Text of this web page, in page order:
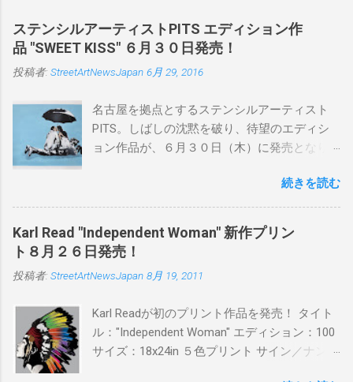
ステンシルアーティストPITS エディション作
品 "SWEET KISS" ６月３０日発売！
投稿者: StreetArtNewsJapan 6月 29, 2016
名古屋を拠点とするステンシルアーティスト
PITS。しばしの沈黙を破り、待望のエディシ
ョン作品が、６月３０日（木）に発売となり
品に落とし込むスタイルは今作でも健在。(
PITSの過去記事はこちらから ) 発売日：6月30
日(木)19時 タイトル：SWEET KISS カラー：
BLUE/MINT GREEN/PINK/YELLOW エディショ
ン：各色５ サイズ：800mm × 550mm 価格：
¥16,000(¥17,280) 購入は、 こちら から
続きを読む
Karl Read "Independent Woman" 新作プリン
ト８月２６日発売！
投稿者: StreetArtNewsJapan 8月 19, 2011
Karl Readが初のプリント作品を発売！ タイト
ル："Independent Woman" エディション：100
サイズ：18x24in ５色プリント サイン／ナンバ